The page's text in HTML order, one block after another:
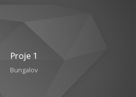
Proje 1
Bungalov